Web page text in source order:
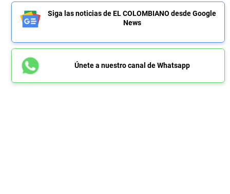
Siga las noticias de EL COLOMBIANO desde Google
News
Únete a nuestro canal de Whatsapp